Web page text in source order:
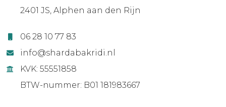
2401 JS, Alphen aan den Rijn
06 28 10 77 83
info@shardabakridi.nl
KVK: 55551858
BTW-nummer: B01 181983667